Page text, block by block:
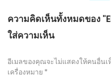
ความคิดเห็นทั้งหมดของ
ใส่ความเห็น
อีเมลของคุณจะไม่แสดงให้คนอื่นเ
เครื่องหมาย *